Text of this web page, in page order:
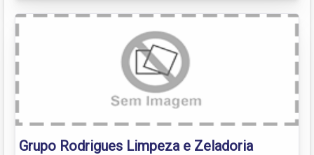
Grupo Rodrigues Limpeza e Zeladoria